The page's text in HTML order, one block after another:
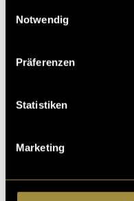
Notwendig
Präferenzen
Statistiken
Marketing